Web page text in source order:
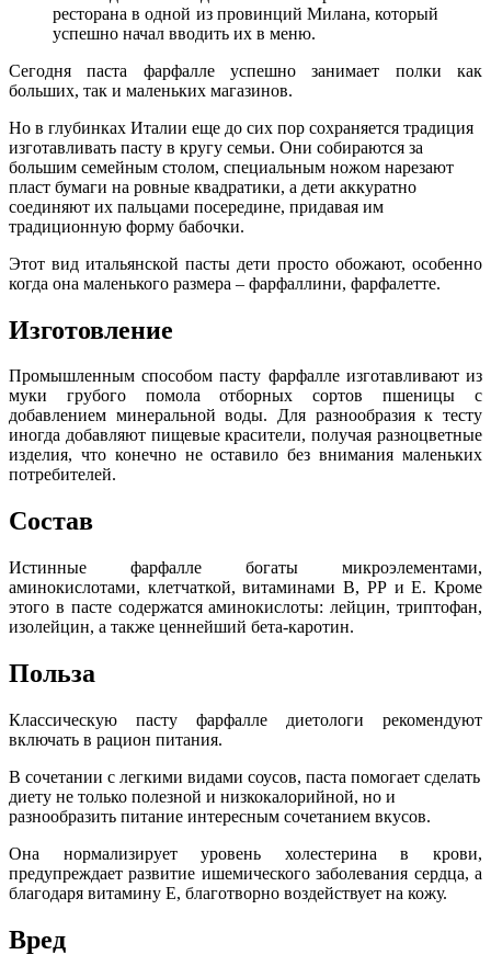
ресторана в одной из провинций Милана, который
успешно начал вводить их в меню.
Сегодня паста фарфалле успешно занимает полки как
больших, так и маленьких магазинов.
Но в глубинках Италии еще до сих пор сохраняется традиция
изготавливать пасту в кругу семьи. Они собираются за
большим семейным столом, специальным ножом нарезают
пласт бумаги на ровные квадратики, а дети аккуратно
соединяют их пальцами посередине, придавая им
традиционную форму бабочки.
Этот вид итальянской пасты дети просто обожают, особенно
когда она маленького размера – фарфаллини, фарфалетте.
Изготовление
Промышленным способом пасту фарфалле изготавливают из
муки грубого помола отборных сортов пшеницы с
добавлением минеральной воды. Для разнообразия к тесту
иногда добавляют пищевые красители, получая разноцветные
изделия, что конечно не оставило без внимания маленьких
потребителей.
Состав
Истинные фарфалле богаты микроэлементами,
аминокислотами, клетчаткой, витаминами В, РР и Е. Кроме
этого в пасте содержатся аминокислоты: лейцин, триптофан,
изолейцин, а также ценнейший бета-каротин.
Польза
Классическую пасту фарфалле диетологи рекомендуют
включать в рацион питания.
В сочетании с легкими видами соусов, паста помогает сделать
диету не только полезной и низкокалорийной, но и
разнообразить питание интересным сочетанием вкусов.
Она нормализирует уровень холестерина в крови,
предупреждает развитие ишемического заболевания сердца, а
благодаря витамину Е, благотворно воздействует на кожу.
Вред